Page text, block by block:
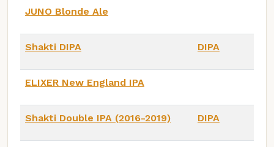
JUNO Blonde Ale
Shakti DIPA DIPA
ELIXER New England IPA
Shakti Double IPA (2016-2019) DIPA